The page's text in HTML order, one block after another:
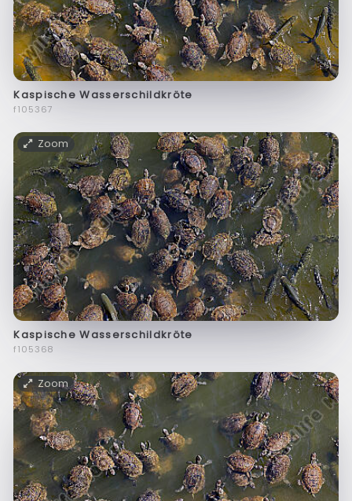
Kaspische Wasserschildkröte
f105367
Zoom
Kaspische Wasserschildkröte
f105368
Zoom